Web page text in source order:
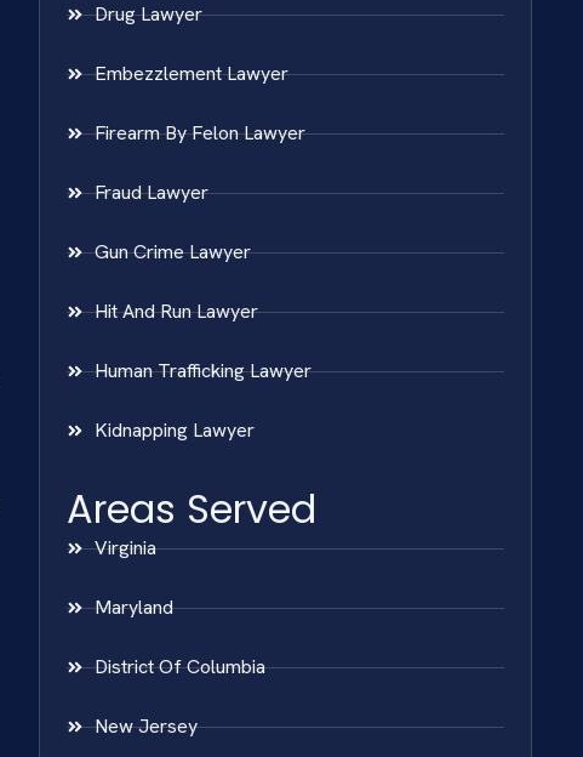
Drug Lawyer
Embezzlement Lawyer
Firearm By Felon Lawyer
Fraud Lawyer
Gun Crime Lawyer
Hit And Run Lawyer
Human Trafficking Lawyer
Kidnapping Lawyer
Areas Served
Virginia
Maryland
District Of Columbia
New Jersey